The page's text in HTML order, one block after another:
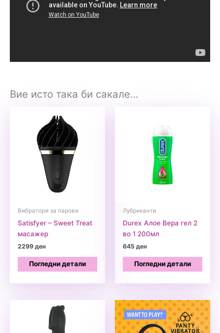
Вие исто така би сакале…
Вибратори за парови
Satisfyer – Sweet Treat
масажер
2299ден
Погледни детали
Лубриканти
Durex Алое Вера гел 2
во 1 200мл
645ден
Погледни детали